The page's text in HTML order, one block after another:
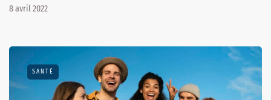
8 avril 2022
SANTÉ